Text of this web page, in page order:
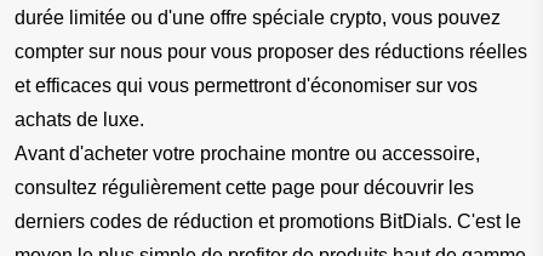
durée limitée ou d'une offre spéciale crypto, vous pouvez
compter sur nous pour vous proposer des réductions réelles
et efficaces qui vous permettront d'économiser sur vos
achats de luxe.
Avant d'acheter votre prochaine montre ou accessoire,
consultez régulièrement cette page pour découvrir les
derniers codes de réduction et promotions BitDials. C'est le